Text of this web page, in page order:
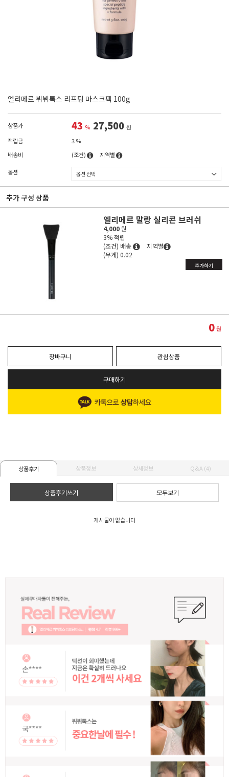
엘리메르 뷔뷔톡스 리프팅 마스크팩 100g
상품가 43 % 27,500원
적립금
3 %
배송비
(조건) 지역별
옵션
추가 구성 상품
엘리메르 말랑 실리콘 브러쉬
4,000원
3% 적립
(조건) 배송
지역별
(무게) 0.02
추가하기
0원
장바구니 관심상품
구매하기
상품후기 상품정보 상세정보 Q&A (4)
상품후기쓰기 모두보기
게시물이 없습니다